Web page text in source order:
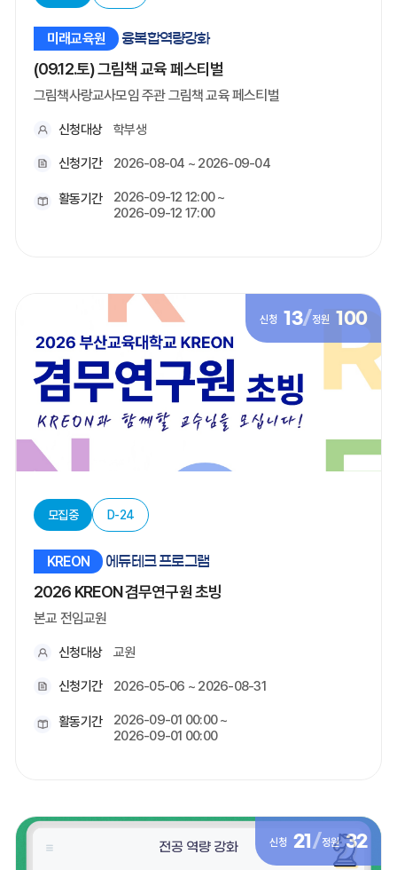
미래교육원 융복합역량강화
(09.12.토) 그림책 교육 페스티벌
그림책사랑교사모임 주관 그림책 교육 페스티벌
신청대상 학부생
신청기간 2026-08-04 ~ 2026-09-04
활동기간
2026-09-12 12:00 ~
2026-09-12 17:00
신청 13/정원 100
모집중 D-24
KREON 에듀테크 프로그램
2026 KREON 겸무연구원 초빙
본교 전임교원
신청대상 교원
신청기간 2026-05-06 ~ 2026-08-31
활동기간
2026-09-01 00:00 ~
2026-09-01 00:00
신청 21 /정원 32